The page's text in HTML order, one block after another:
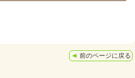
前のページに戻る